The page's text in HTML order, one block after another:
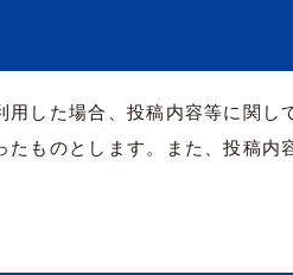
した場合、投稿内容等に関
ものとします。また、投稿